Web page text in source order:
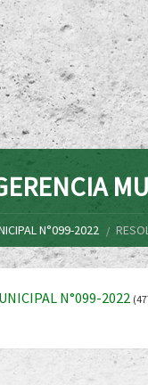
N°099-2022
N°099-2022